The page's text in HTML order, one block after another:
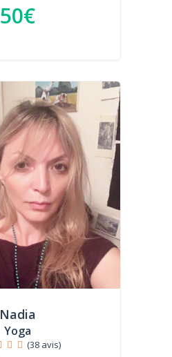
50€
Nadia
Yoga
(38 avis)